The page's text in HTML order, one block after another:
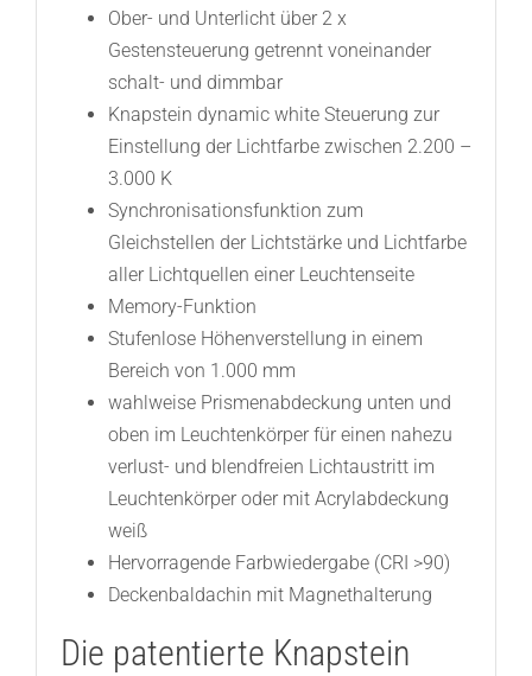
Ober- und Unterlicht über 2 x
Gestensteuerung getrennt voneinander
schalt- und dimmbar
Knapstein dynamic white Steuerung zur
Einstellung der Lichtfarbe zwischen 2.200 –
3.000 K
Synchronisationsfunktion zum
Gleichstellen der Lichtstärke und Lichtfarbe
aller Lichtquellen einer Leuchtenseite
Memory-Funktion
Stufenlose Höhenverstellung in einem
Bereich von 1.000 mm
wahlweise Prismenabdeckung unten und
oben im Leuchtenkörper für einen nahezu
verlust- und blendfreien Lichtaustritt im
Leuchtenkörper oder mit Acrylabdeckung
weiß
Hervorragende Farbwiedergabe (CRI >90)
Deckenbaldachin mit Magnethalterung
Die patentierte Knapstein